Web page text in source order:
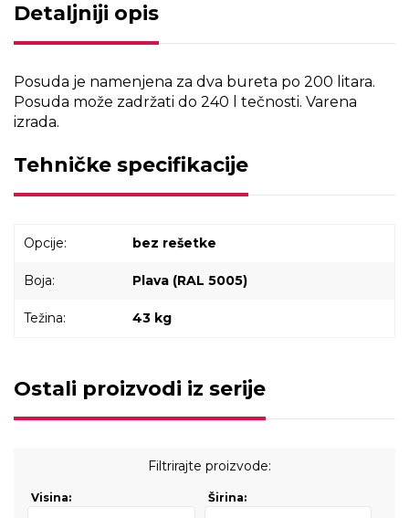
Detaljniji opis
Posuda je namenjena za dva bureta po 200 litara.
Posuda može zadržati do 240 l tečnosti. Varena
izrada.
Tehničke specifikacije
Opcije: bez rešetke
Boja: Plava (RAL 5005)
Težina: 43 kg
Ostali proizvodi iz serije
Filtrirajte proizvode:
Visina: Širina: